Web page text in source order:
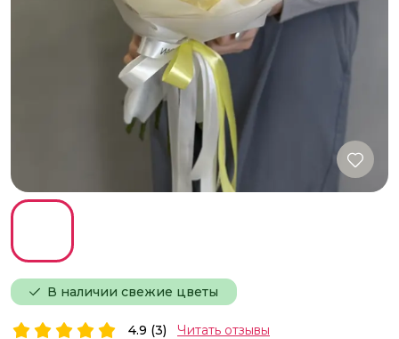
В наличии свежие цветы
4.9 (3) Читать отзывы